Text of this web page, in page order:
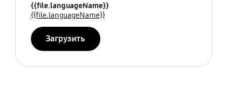
{{file.languageName}}
{{file.languageName}}
Загрузить